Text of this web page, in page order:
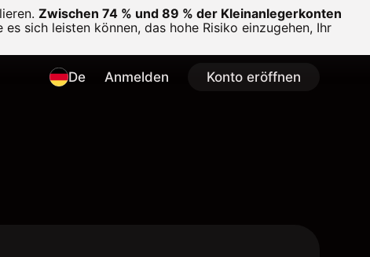
Zwischen 74 % und 89 % der Kleinanlegerkonten
sich leisten können, das hohe Risiko einzugehen, Ihr
De Anmelden Konto eröffnen